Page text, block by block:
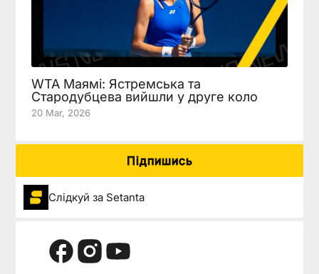
WTA Маямі: Ястремська та
Стародубцева вийшли у друге коло
20 Mar, 2026
Підпишись
Слідкуй за Setanta